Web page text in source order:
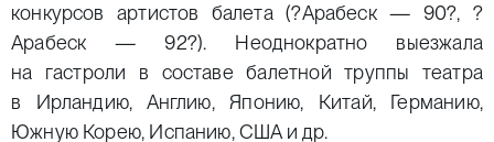
конкурсов артистов балета (?Арабеск — 90?, ?
Арабеск — 92?). Неоднократно выезжала
на гастроли в составе балетной труппы театра
в Ирландию, Англию, Японию, Китай, Германию,
Южную Корею, Испанию, США и др.